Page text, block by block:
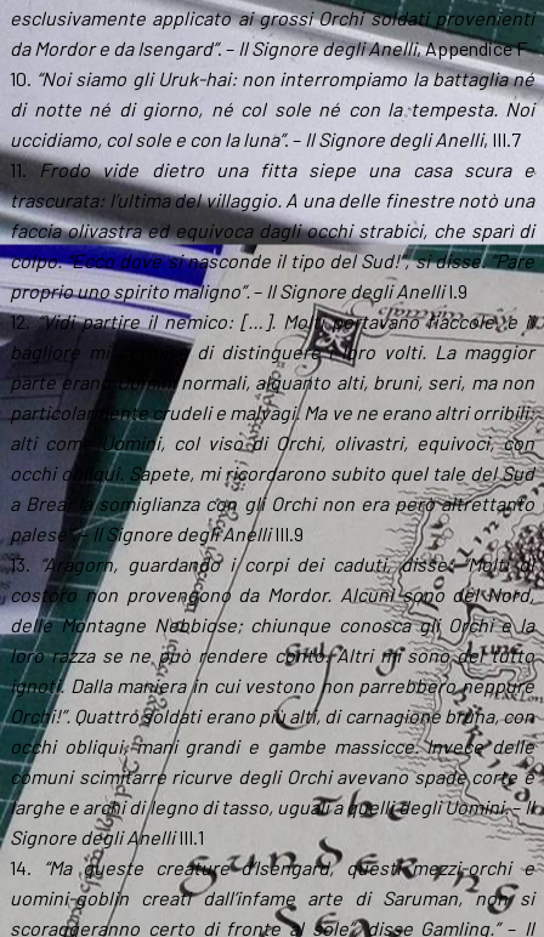
esclusivamente applicato ai grossi Orchi soldati provenienti
da Mordor e da Isengard”. – Il Signore degli Anelli, Appendice F
10. “Noi siamo gli Uruk-hai: non interrompiamo la battaglia né
di notte né di giorno, né col sole né con la tempesta. Noi
uccidiamo, col sole e con la luna”. – Il Signore degli Anelli, III.7
11.Frodo vide dietro una fitta siepe una casa scura e
trascurata: l’ultima del villaggio. A una delle finestre notò una
faccia olivastra ed equivoca dagli occhi strabici, che sparì di
colpo. “Ecco dove si nasconde il tipo del Sud!”, si disse. “Pare
proprio uno spirito maligno”. – Il Signore degli AnelliI.9
12.“Vidi partire il nemico: […]. Molti portavano fiaccole, e il
bagliore mi permise di distinguere i loro volti. La maggior
parte erano Uomini normali, alquanto alti, bruni, seri, ma non
particolarmente crudeli e malvagi. Ma ve ne erano altri orribili:
alti come Uomini, col viso di Orchi, olivastri, equivoci, con
occhi obliqui. Sapete, mi ricordarono subito quel tale del Sud
a Brea; la somiglianza con gli Orchi non era però altrettanto
palese” . –Il Signore degli AnelliIII.9
13.
“Aragorn, guardando i corpi dei caduti, disse: “Molti di
costoro non provengono da Mordor. Alcuni sono del Nord,
delle Montagne Nebbiose; chiunque conosca gli Orchi e la
loro razza se ne può rendere conto. Altri mi sono del tutto
ignoti. Dalla maniera in cui vestono non parrebbero neppure
Orchi!”. Quattro soldati erano più alti, di carnagione bruna, con
occhi obliqui, mani grandi e gambe massicce. Invece delle
comuni scimitarre ricurve degli Orchi avevano spade corte e
larghe e archi di legno di tasso, uguali a quelli degli Uomini.–Il
Signore degli AnelliIII.1
14.
“Ma queste creature d’Isengard, questi mezzi-orchi e
uomini-goblin creati dall’infame arte di Saruman, non si
scoraggeranno certo di fronte al sole”, disse Gamling.”– Il